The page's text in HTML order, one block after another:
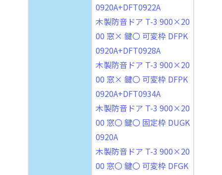
0920A+DFT0922A
木製防音ドア T-3 900×20
00 窓× 鍵〇 可変枠 DFPK
0920A+DFT0928A
木製防音ドア T-3 900×20
00 窓× 鍵〇 可変枠 DFPK
0920A+DFT0934A
木製防音ドア T-3 900×20
00 窓〇 鍵〇 固定枠 DUGK
0920A
木製防音ドア T-3 900×20
00 窓〇 鍵〇 可変枠 DFGK